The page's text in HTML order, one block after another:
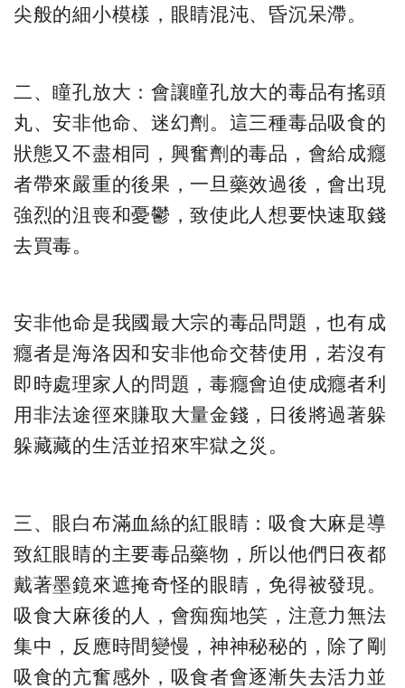
尖般的細小模樣，眼睛混沌、昏沉呆滯。
二、瞳孔放大：會讓瞳孔放大的毒品有搖頭
丸、安非他命、迷幻劑。這三種毒品吸食的
狀態又不盡相同，興奮劑的毒品，會給成癮
者帶來嚴重的後果，一旦藥效過後，會出現
強烈的沮喪和憂鬱，致使此人想要快速取錢
去買毒。
安非他命是我國最大宗的毒品問題，也有成
癮者是海洛因和安非他命交替使用，若沒有
即時處理家人的問題，毒癮會迫使成癮者利
用非法途徑來賺取大量金錢，日後將過著躲
躲藏藏的生活並招來牢獄之災。
三、眼白布滿血絲的紅眼睛：吸食大麻是導
致紅眼睛的主要毒品藥物，所以他們日夜都
戴著墨鏡來遮掩奇怪的眼睛，免得被發現。
吸食大麻後的人，會痴痴地笑，注意力無法
集中，反應時間變慢，神神秘秘的，除了剛
吸食的亢奮感外，吸食者會逐漸失去活力並